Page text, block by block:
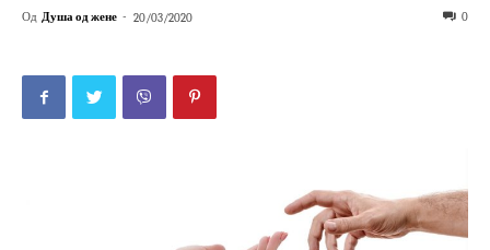
Од Душа од жене - 20/03/2020 0